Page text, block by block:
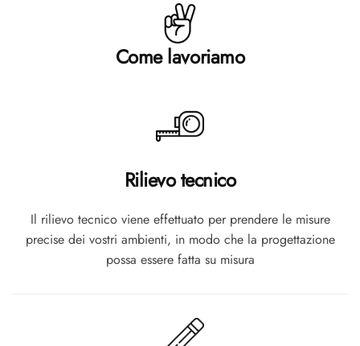
Come lavoriamo
Rilievo tecnico
Il rilievo tecnico viene effettuato per prendere le misure
precise dei vostri ambienti, in modo che la progettazione
possa essere fatta su misura